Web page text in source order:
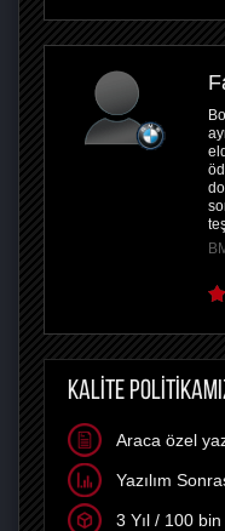
KALİTE
Araca özel
Yazılım
3 Yıl / 100